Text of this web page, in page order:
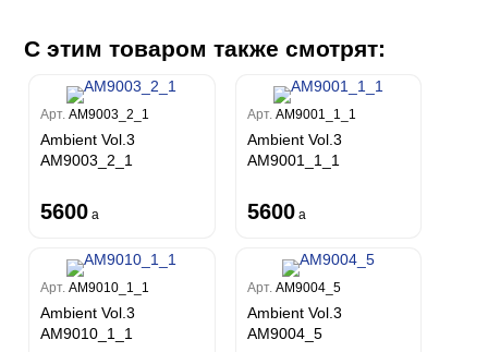
King
С этим товаром также смотрят:
Арт.AM9003_2_1
Ambient Vol.3
AM9003_2_1
5600 a
Арт. AM9001_1_1
Ambient Vol.3
AM9001_1_1
5600 a
Арт.AM9010_1_1
Ambient Vol.3
AM9010_1_1
Арт. AM9004_5
Ambient Vol.3
AM9004_5